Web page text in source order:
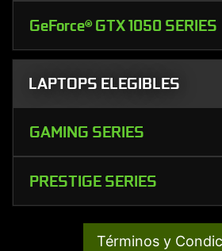
GeForce® GTX 1050 SERIES
LAPTOPS ELEGIBLES
GAMING SERIES
PRESTIGE SERIES
Términos y